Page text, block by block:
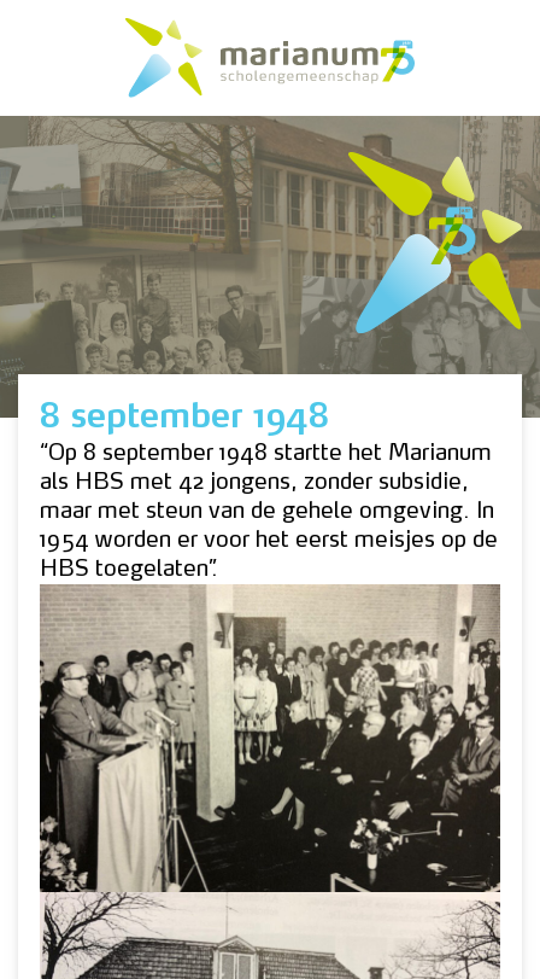
8 september 1948
“Op 8 september 1948 startte het Marianum
als HBS met 42 jongens, zonder subsidie,
maar met steun van de gehele omgeving. In
1954 worden er voor het eerst meisjes op de
HBS toegelaten”.